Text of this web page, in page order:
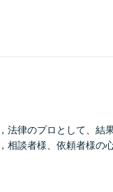
法律のプロとして、結
談者様、依頼者様の